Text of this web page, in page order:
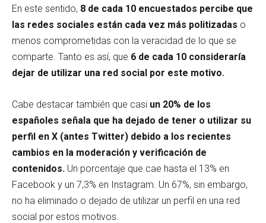
En este sentido, 8 de cada 10 encuestados percibe que
las redes sociales están cada vez más politizadas o
menos comprometidas con la veracidad de lo que se
comparte. Tanto es así, que 6 de cada 10 consideraría
dejar de utilizar una red social por este motivo.
Cabe destacar también que casi un 20% de los
españoles señala que ha dejado de tener o utilizar su
perfil en X (antes Twitter) debido a los recientes
cambios en la moderación y verificación de
contenidos. Un porcentaje que cae hasta el 13% en
Facebook y un 7,3% en Instagram. Un 67%, sin embargo,
no ha eliminado o dejado de utilizar un perfil en una red
social por estos motivos.